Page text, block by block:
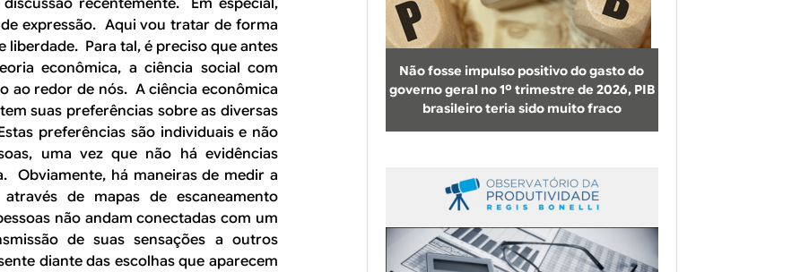
b
u
s
c
a
expressão. Aqui vou tratar de forma
liberdade. Para tal, é preciso que antes
econômica, a ciência social com
ao redor de nós. A ciência econômica
suas preferências sobre as diversas
preferências são individuais e não
uma vez que não há evidências
Obviamente, há maneiras de medir a
de mapas de escaneamento
não andam conectadas com um
de suas sensações a outros
diante das escolhas que aparecem
Não fosse impulso positivo do gasto do
governo geral no 1º trimestre de 2026, PIB
brasileiro teria sido muito fraco